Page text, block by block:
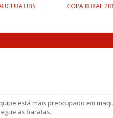
COPA RURAL
UBS
está mais preocupado em
as baratas.